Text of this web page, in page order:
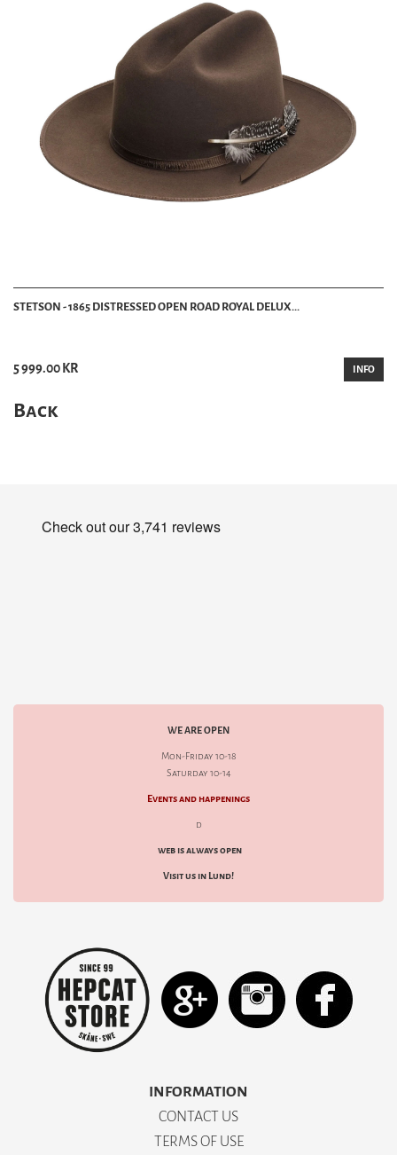
STETSON - 1865 DISTRESSED OPEN ROAD ROYAL DELUX...
5 999.00 KR INFO
Back
WE ARE OPEN
Mon-Friday 10-18
Saturday 10-14
Events and happenings
d
web is always open
Visit us in Lund!
INFORMATION
CONTACT US
TERMS OF USE